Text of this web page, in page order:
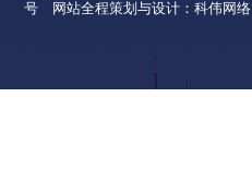
号 网站全程策划与设计：科伟网络